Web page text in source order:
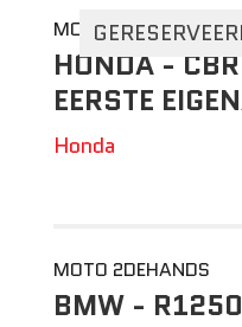
MOTO 2DEHANDS
HONDA -
EERSTE
Honda
MOTO 2DEHANDS
BMW -